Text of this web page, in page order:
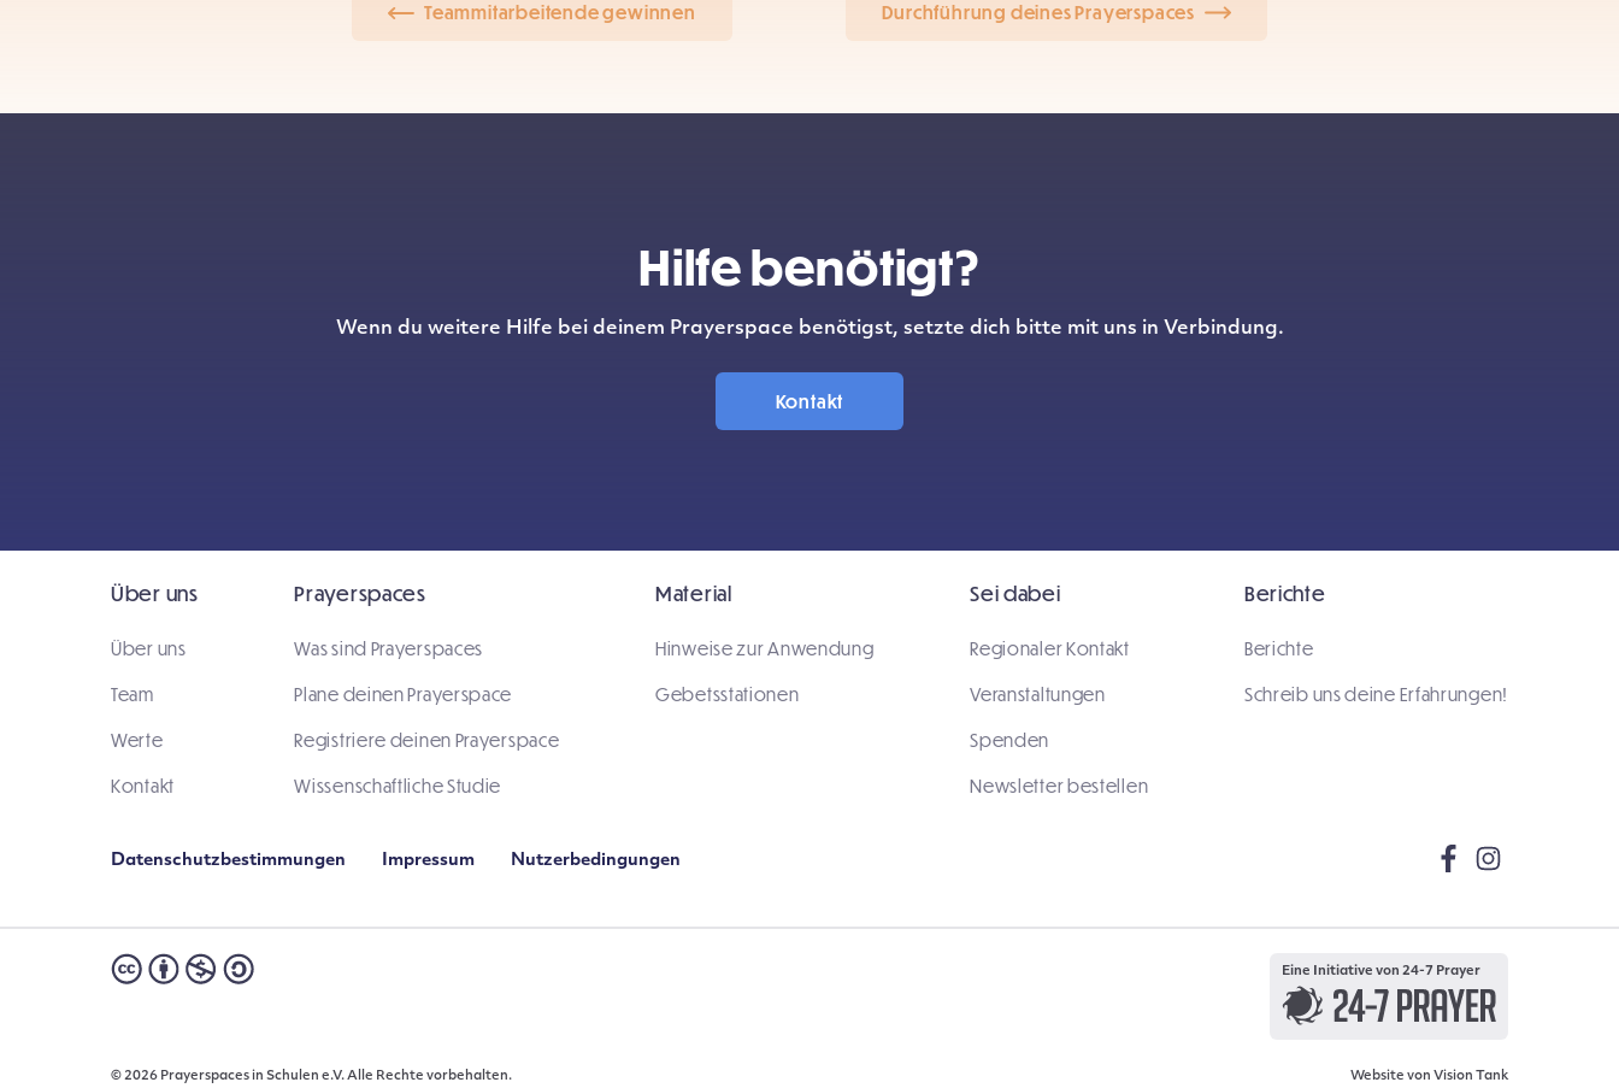
Teammitarbeitende gewinnen Durchführung deines Prayerspaces
Hilfe benötigt?
Wenn du weitere Hilfe bei deinem Prayerspace benötigst, setzte dich bitte mit uns in Verbindung.
Kontakt
Über uns
Über uns
Team
Werte
Kontakt
Prayerspaces
Was sind Prayerspaces
Plane deinen Prayerspace
Registriere deinen Prayerspace
Wissenschaftliche Studie
Material
Hinweise zur Anwendung
Gebetsstationen
Sei dabei
Regionaler Kontakt
Veranstaltungen
Spenden
Newsletter bestellen
Berichte
Berichte
Schreib uns deine Erfahrungen!
Datenschutzbestimmungen Impressum Nutzerbedingungen
Eine Initiative von 24-7 Prayer
© 2026 Prayerspaces in Schulen e.V. Alle Rechte vorbehalten. Website von Vision Tank